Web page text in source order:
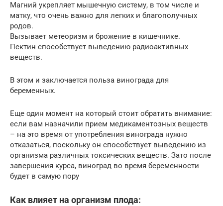
Магний укрепляет мышечную систему, в том числе и
матку, что очень важно для легких и благополучных
родов.
Вызывает метеоризм и брожение в кишечнике.
Пектин способствует выведению радиоактивных
веществ.
В этом и заключается польза винограда для
беременных.
Еще один момент на который стоит обратить внимание:
если вам назначили прием медикаментозных веществ
– на это время от употребления винограда нужно
отказаться, поскольку он способствует выведению из
организма различных токсических веществ. Зато после
завершения курса, виноград во время беременности
будет в самую пору
Как влияет на организм плода: